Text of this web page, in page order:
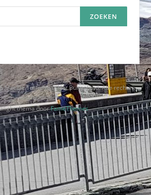
Met De Trein Naar Het Buitenland. Alle rechten
voorbehouden.
thema doorFameThemes